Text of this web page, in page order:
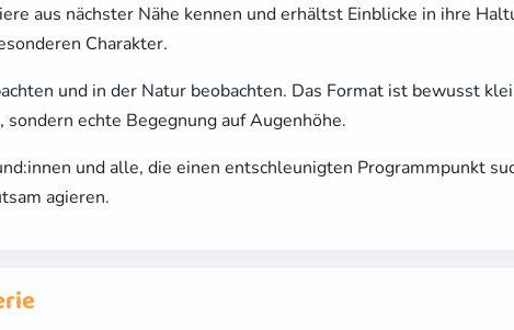
aus nächster Nähe kennen und erhältst Einblicke in ihre
Charakter.
und in der Natur beobachten. Das Format ist bewusst
echte Begegnung auf Augenhöhe.
und alle, die einen entschleunigten Programmpunkt
agieren.